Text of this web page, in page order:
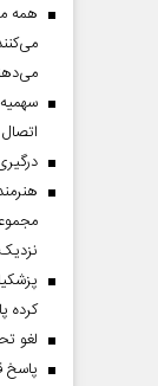
همه
درگیری
نزدیک
کرده
لغو
پاسخ